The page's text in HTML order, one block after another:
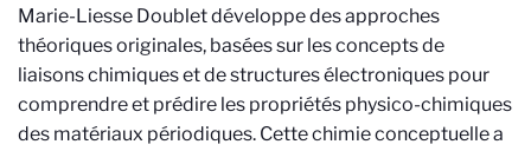
Marie-Liesse Doublet développe des approches
théoriques originales, basées sur les concepts de
liaisons chimiques et de structures électroniques pour
comprendre et prédire les propriétés physico-chimiques
des matériaux périodiques. Cette chimie conceptuelle a